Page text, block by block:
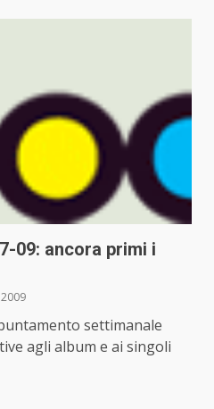
09: ancora primi i
settimanale
agli album e ai singoli